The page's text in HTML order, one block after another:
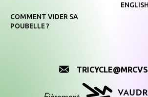
COMMENT VIDER SA
POUBELLE ?
ENGLISH